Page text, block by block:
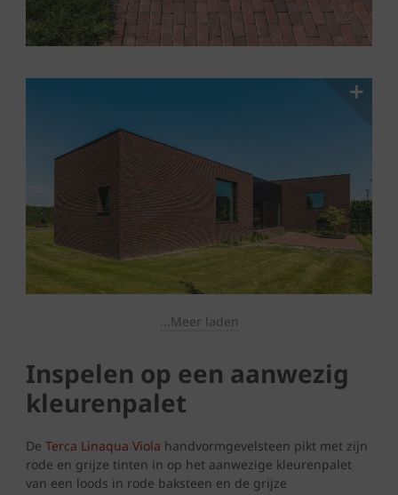
...Meer laden
Inspelen op een aanwezig
kleurenpalet
De Terca Linaqua Viola handvormgevelsteen pikt met zijn
rode en grijze tinten in op het aanwezige kleurenpalet
van een loods in rode baksteen en de grijze